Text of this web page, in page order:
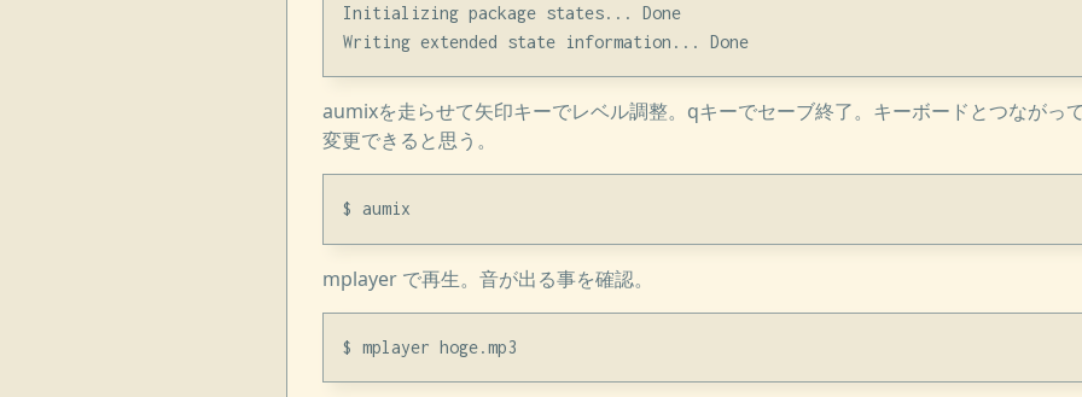
Initializing package states... Done
aumixを走らせて矢印キーでレベル調整。qキーでセーブ終了。キーボードとつながっ
変更できると思う。
mplayer で再生。音が出る事を確認。